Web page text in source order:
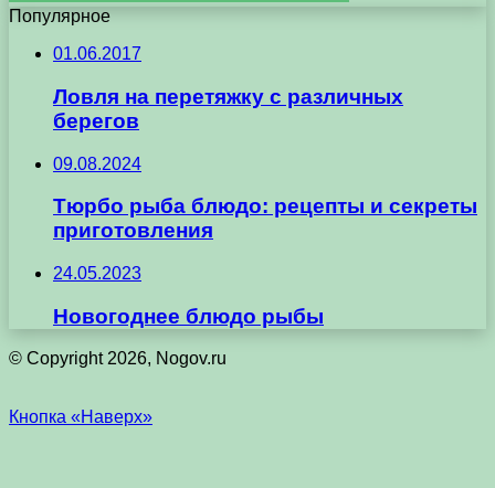
Популярное
01.06.2017
Ловля на перетяжку с различных
берегов
09.08.2024
Тюрбо рыба блюдо: рецепты и секреты
приготовления
24.05.2023
Новогоднее блюдо рыбы
© Copyright 2026, Nogov.ru
Кнопка «Наверх»